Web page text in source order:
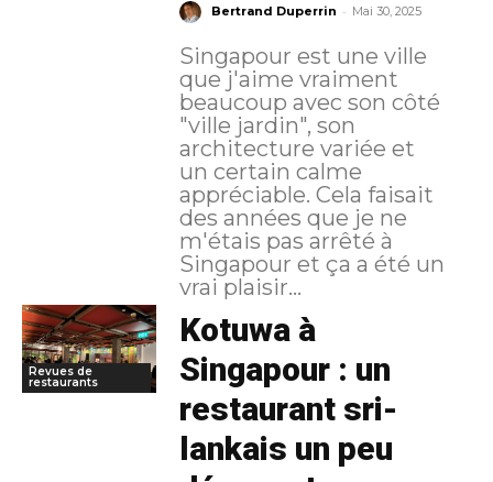
Bertrand Duperrin - Mai 30, 2025
Singapour est une ville
que j'aime vraiment
beaucoup avec son côté
"ville jardin", son
architecture variée et
un certain calme
appréciable. Cela faisait
des années que je ne
m'étais pas arrêté à
Singapour et ça a été un
vrai plaisir...
Revues de
restaurants
Kotuwa à
Singapour : un
restaurant sri-
lankais un peu